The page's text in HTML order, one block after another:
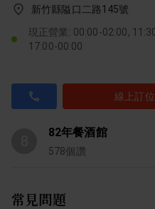
新竹縣隘口二路145號
現正營業: 00:00-02:00,
17:00-00:00
線上訂位
82年餐酒館
578個讚
常見問題